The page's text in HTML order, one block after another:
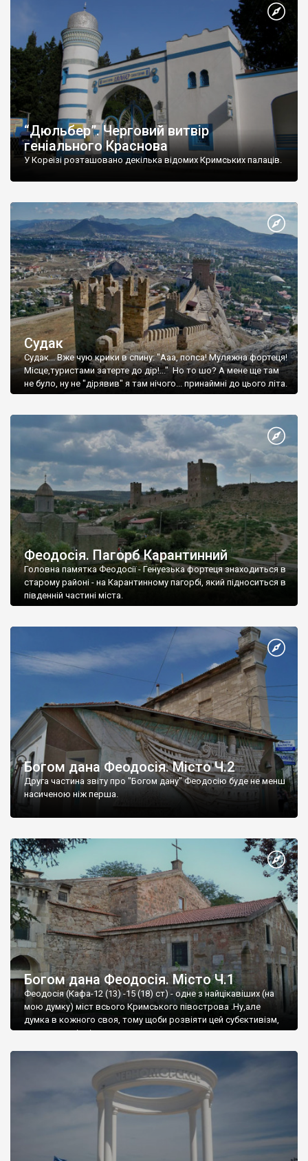
“Дюльбер”. Черговий витвір
геніального Краснова
У Кореїзі розташовано декілька відомих Кримських палаців.
Судак
Судак... Вже чую крики в спину: "Ааа, попса! Муляжна фортеця!
Місце,туристами затерте до дір!..." Но то шо? А мене ще там
не було, ну не "дірявив" я там нічого... принаймні до цього літа.
Феодосія. Пагорб Карантинний
Головна памятка Феодосії - Генуезька фортеця знаходиться в
старому районі - на Карантинному пагорбі, який підноситься в
південній частині міста.
Богом дана Феодосія. Місто Ч.2
Друга частина звіту про "Богом дану" Феодосію буде не менш
насиченою ніж перша.
Богом дана Феодосія. Місто Ч.1
Феодосія (Кафа-12 (13) -15 (18) ст) - одне з найцікавіших (на
мою думку) міст всього Кримського півострова .Ну,але
думка в кожного своя, тому щоби розвіяти цей субєктивізм,
запрошую відвідати це